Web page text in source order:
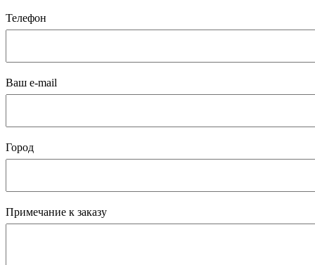
Телефон
Ваш e-mail
Город
Примечание к заказу